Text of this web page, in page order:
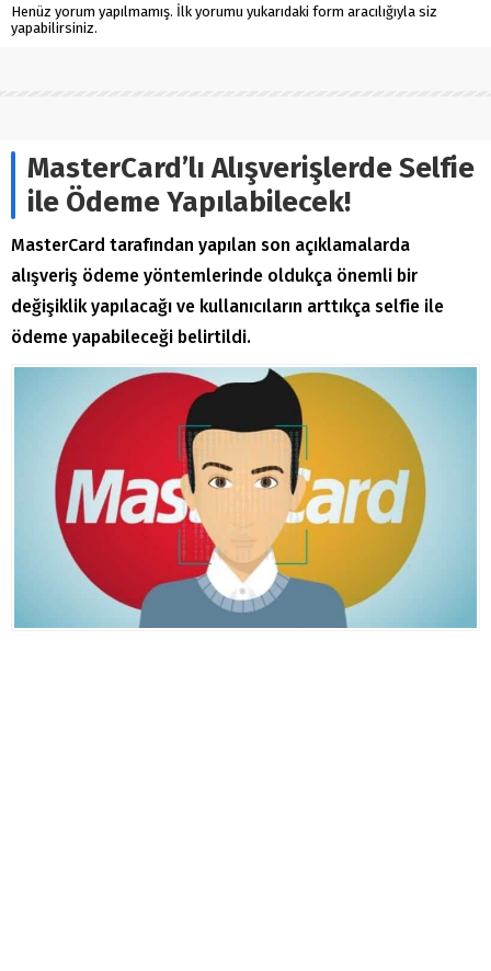
Henüz yorum yapılmamış. İlk yorumu yukarıdaki form aracılığıyla siz
yapabilirsiniz.
MasterCard’lı Alışverişlerde Selfie
ile Ödeme Yapılabilecek!
MasterCard tarafından yapılan son açıklamalarda
alışveriş ödeme yöntemlerinde oldukça önemli bir
değişiklik yapılacağı ve kullanıcıların arttıkça selfie ile
ödeme yapabileceği belirtildi.